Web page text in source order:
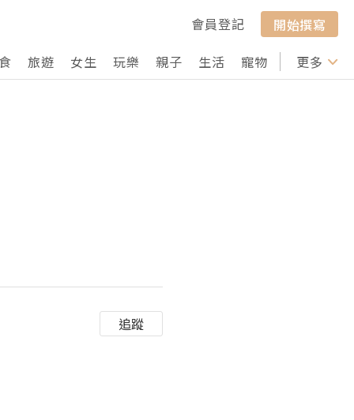
會員登記
開始撰寫
旅遊 女生 玩樂 親子 生活 寵物 行山 打卡
更多
追蹤